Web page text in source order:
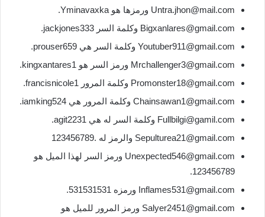
Untra.jhon@mail.com ورمزها هو Yminavaxka.
Bigxanlares@gmail.com وكلمة السر jackjones333.
Youtuber911@gmail.com وكلمة السر هي prouser659.
Mrchallenger3@gmail.com ورمز السر هو kingxantares1.
Promonster18@gmail.com وكلمة المرور francisnicole1.
Chainsawan1@gmail.com وكلمة المرور هي iamking524.
Fullbilgi@gamil.com وكلمة السر له هي agit2231.
Sepulturea21@gmail.com والرمز له .123456789
Unexpected546@gmail.com ورمز السر لهذا الميل هو
123456789.
Inflames531@gmail.com ورمزه 531531531.
Salyer2451@gmail.com ورمز المرور للميل هو